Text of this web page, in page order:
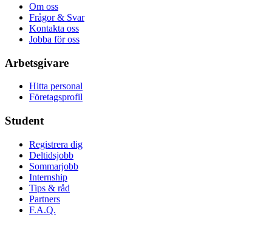
Om oss
Frågor & Svar
Kontakta oss
Jobba för oss
Arbetsgivare
Hitta personal
Företagsprofil
Student
Registrera dig
Deltidsjobb
Sommarjobb
Internship
Tips & råd
Partners
F.A.Q.